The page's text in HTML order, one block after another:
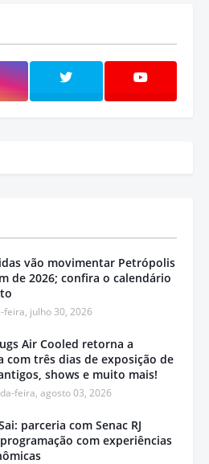
vão movimentar Petrópolis
de 2026; confira o calendário
feira, julho 30, 2026
Air Cooled retorna a
com três dias de exposição de
shows e muito mais!
feira, agosto 03, 2026
parceria com Senac RJ
com experiências